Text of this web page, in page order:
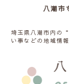
八潮市
埼玉県八潮市内の
い事などの地域情